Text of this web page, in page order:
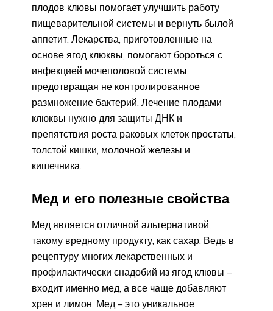
плодов клювы помогает улучшить работу
пищеварительной системы и вернуть былой
аппетит. Лекарства, приготовленные на
основе ягод клюквы, помогают бороться с
инфекцией мочеполовой системы,
предотвращая не контролированное
размножение бактерий. Лечение плодами
клюквы нужно для защиты ДНК и
препятствия роста раковых клеток простаты,
толстой кишки, молочной железы и
кишечника.
Мед и его полезные свойства
Мед является отличной альтернативой,
такому вредному продукту, как сахар. Ведь в
рецептуру многих лекарственных и
профилактически снадобий из ягод клювы –
входит именно мед, а все чаще добавляют
хрен и лимон. Мед – это уникальное